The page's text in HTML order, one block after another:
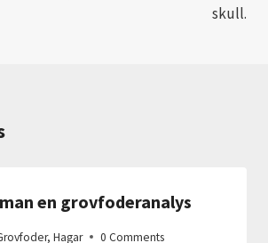
skull.
en grovfoderanalys
, Hagar 0 Comments